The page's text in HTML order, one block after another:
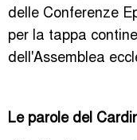
delle Conferenze
per la tappa
dell'Assemblea
Le parole del